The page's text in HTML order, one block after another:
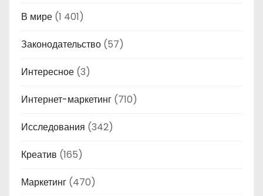
В мире (1 401)
Законодательство (57)
Интересное (3)
Интернет-маркетинг (710)
Исследования (342)
Креатив (165)
Маркетинг (470)